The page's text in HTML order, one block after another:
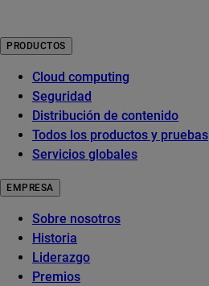
PRODUCTOS
Cloud computing
Seguridad
Distribución de contenido
Todos los productos y pruebas
Servicios globales
EMPRESA
Sobre nosotros
Historia
Liderazgo
Premios